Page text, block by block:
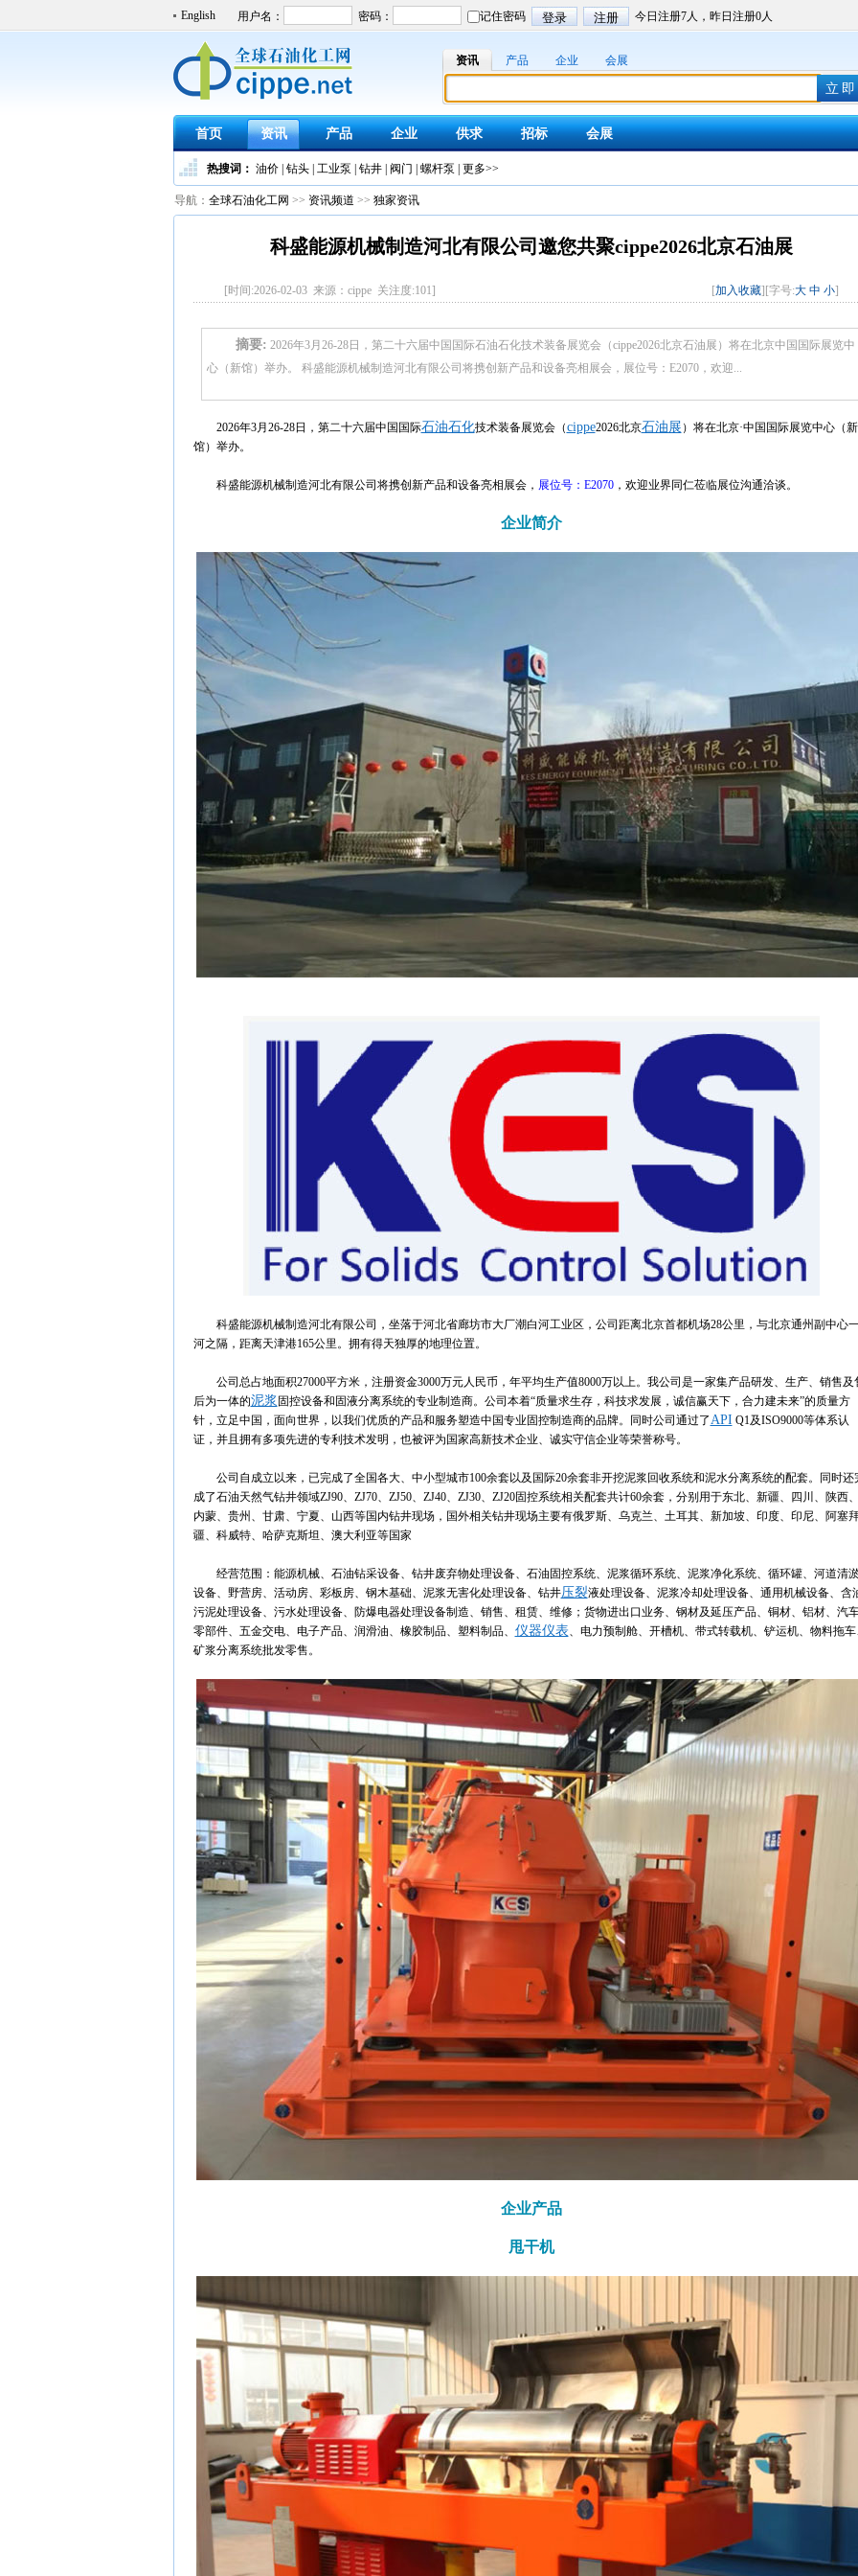
English
资讯 产品 企业 会展
首页 资讯 产品 企业 供求 招标 会展
热搜词： 油价| 钻头| 工业泵 钻井| 阀门 螺杆泵 更多>>
导航： 全球石油化工网 >> 资讯频道 >> 独家资讯
科盛能源机械制造河北有限公司邀您共聚cippe2026北京石油展
[加入收藏][字号:大 中 小]
[时间:2026-02-03 来源：cippe 关注度:101]
摘要: 2026年3月26-28日，第二十六届中国国际石油石化技术装备展览会（cippe2026北京石油展）将在北京中国国际展览中
心（新馆）举办。 科盛能源机械制造河北有限公司将携创新产品和设备亮相展会，展位号：E2070，欢迎...
2026年3月26-28日，第二十六届中国国际石油石化技术装备展览会（cippe2026北京石油展 ）将在北京·中国国际展览中心（新
馆）举办。
科盛能源机械制造河北有限公司将携创新产品和设备亮相展会， 展位号：E2070，欢迎业界同仁莅临展位沟通洽谈。
企业简介
科盛能源机械制造河北有限公司，坐落于河北省廊坊市大厂潮白河工业区，公司距离北京首都机场28公里，与北京通州副中心
河之隔，距离天津港165公里。拥有得天独厚的地理位置。
公司总占地面积27000平方米，注册资金3000万元人民币，年平均生产值8000万以上。我公司是一家集产品研发、生产、销售及
后为一体的泥浆 固控设备和固液分离系统的专业制造商。公司本着“质量求生存，科技求发展，诚信赢天下，合力建未来”的质量方
针，立足中国，面向世界，以我们优质的产品和服务塑造中国专业固控制造商的品牌。同时公司通过了API Q1及ISO9000等体系认
证，并且拥有多项先进的专利技术发明，也被评为国家高新技术企业、诚实守信企业等荣誉称号。
公司自成立以来，已完成了全国各大、中小型城市100余套以及国际20余套非开挖泥浆回收系统和泥水分离系统的配套。同时还
成了石油天然气钻井领域ZJ90、ZJ70、ZJ50、ZJ40、ZJ30、ZJ20固控系统相关配套共计60余套，分别用于东北、新疆、四川、陕西、
内蒙、贵州、甘肃、宁夏、山西等国内钻井现场，国外相关钻井现场主要有俄罗斯、乌克兰、土耳其、新加坡、印度、印尼、阿塞
疆、科威特、哈萨克斯坦、澳大利亚等国家
经营范围：能源机械、石油钻采设备、钻井废弃物处理设备、石油固控系统、泥浆循环系统、泥浆净化系统、循环罐、河道清
设备、野营房、活动房、彩板房、钢木基础、泥浆无害化处理设备、钻井压裂液处理设备、泥浆冷却处理设备、通用机械设备、含
污泥处理设备、污水处理设备、防爆电器处理设备制造、销售、租赁、维修；货物进出口业务、钢材及延压产品、铜材、铝材、汽
零部件、五金交电、电子产品、润滑油、橡胶制品、塑料制品、 仪器仪表、电力预制舱、开槽机、带式转载机、铲运机、物料拖车
矿浆分离系统批发零售。
企业产品
甩干机